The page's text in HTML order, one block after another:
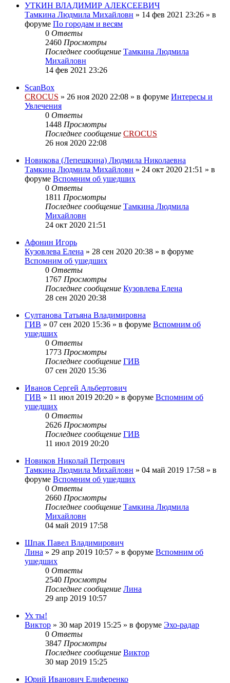
УТКИН ВЛАДИМИР АЛЕКСЕЕВИЧ
Тамкина Людмила Михайловн » 14 фев 2021 23:26 » в
форуме По городам и весям
0 Ответы
2460 Просмотры
Последнее сообщение Тамкина Людмила
Михайловн
14 фев 2021 23:26
ScanBox
CROCUS » 26 ноя 2020 22:08 » в форуме Интересы и
Увлечения
0 Ответы
1448 Просмотры
Последнее сообщение CROCUS
26 ноя 2020 22:08
Новикова (Лепешкина) Людмила Николаевна
Тамкина Людмила Михайловн » 24 окт 2020 21:51 » в
форуме Вспомним об ушедших
0 Ответы
1811 Просмотры
Последнее сообщение Тамкина Людмила
Михайловн
24 окт 2020 21:51
Афонин Игорь
Кузовлева Елена » 28 сен 2020 20:38 » в форуме
Вспомним об ушедших
0 Ответы
1767 Просмотры
Последнее сообщение Кузовлева Елена
28 сен 2020 20:38
Султанова Татьяна Владимировна
ГИВ » 07 сен 2020 15:36 » в форуме Вспомним об
ушедших
0 Ответы
1773 Просмотры
Последнее сообщение ГИВ
07 сен 2020 15:36
Иванов Сергей Альбертович
ГИВ » 11 июл 2019 20:20 » в форуме Вспомним об
ушедших
0 Ответы
2626 Просмотры
Последнее сообщение ГИВ
11 июл 2019 20:20
Новиков Николай Петрович
Тамкина Людмила Михайловн » 04 май 2019 17:58 » в
форуме Вспомним об ушедших
0 Ответы
2660 Просмотры
Последнее сообщение Тамкина Людмила
Михайловн
04 май 2019 17:58
Шпак Павел Владимирович
Лина » 29 апр 2019 10:57 » в форуме Вспомним об
ушедших
0 Ответы
2540 Просмотры
Последнее сообщение Лина
29 апр 2019 10:57
Ух ты!
Виктор » 30 мар 2019 15:25 » в форуме Эхо-радар
0 Ответы
3847 Просмотры
Последнее сообщение Виктор
30 мар 2019 15:25
Юрий Иванович Елиференко